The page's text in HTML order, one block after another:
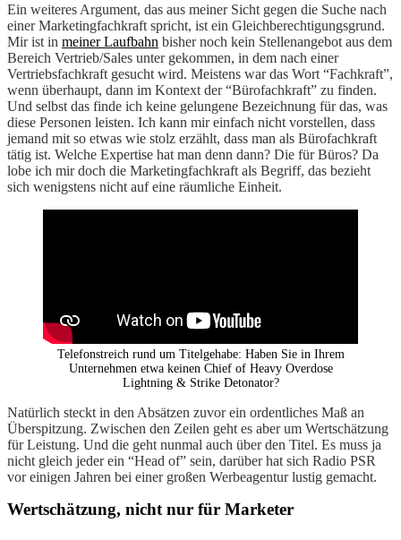
Ein weiteres Argument, das aus meiner Sicht gegen die Suche nach
einer Marketingfachkraft spricht, ist ein Gleichberechtigungsgrund.
Mir ist in meiner Laufbahn bisher noch kein Stellenangebot aus dem
Bereich Vertrieb/Sales unter gekommen, in dem nach einer
Vertriebsfachkraft gesucht wird. Meistens war das Wort “Fachkraft”,
wenn überhaupt, dann im Kontext der “Bürofachkraft” zu finden.
Und selbst das finde ich keine gelungene Bezeichnung für das, was
diese Personen leisten. Ich kann mir einfach nicht vorstellen, dass
jemand mit so etwas wie stolz erzählt, dass man als Bürofachkraft
tätig ist. Welche Expertise hat man denn dann? Die für Büros? Da
lobe ich mir doch die Marketingfachkraft als Begriff, das bezieht
sich wenigstens nicht auf eine räumliche Einheit.
Telefonstreich rund um Titelgehabe: Haben Sie in Ihrem
Unternehmen etwa keinen Chief of Heavy Overdose
Lightning & Strike Detonator?
Natürlich steckt in den Absätzen zuvor ein ordentliches Maß an
Überspitzung. Zwischen den Zeilen geht es aber um Wertschätzung
für Leistung. Und die geht nunmal auch über den Titel. Es muss ja
nicht gleich jeder ein “Head of” sein, darüber hat sich Radio PSR
vor einigen Jahren bei einer großen Werbeagentur lustig gemacht.
Wertschätzung, nicht nur für Marketer